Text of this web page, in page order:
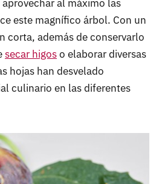
al máximo las
este magnífico árbol. Con un
corta, además de conservarlo
secar higoso elaborar diversas
hojas han desvelado
culinario en las diferentes